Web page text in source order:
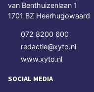
van Benthuizenlaan 1
1701 BZ Heerhugowaard
072 8200 600
redactie@xyto.nl
www.xyto.nl
SOCIAL MEDIA